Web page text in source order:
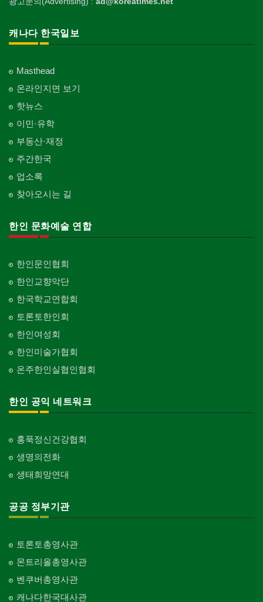
캐나다 한국일보
Masthead
온라인지면 보기
핫뉴스
이민·유학
부동산·재정
주간한국
업소록
찾아오시는 길
한인 문화예술 연합
한인문인협회
한인교향악단
한국학교연합회
토론토한인회
한인여성회
한인미술가협회
온주한인실협인협회
한인 공익 네트워크
홍푹정신건강협회
생명의전화
생태희망연대
공공 정부기관
토론토총영사관
몬트리올총영사관
벤쿠버총영사관
캐나다한국대사관